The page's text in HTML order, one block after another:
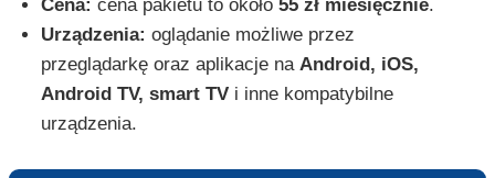
Cena: cena pakietu to około 55 zł miesięcznie.
Urządzenia: oglądanie możliwe przez
przeglądarkę oraz aplikacje na Android, iOS,
Android TV, smart TVi inne kompatybilne
urządzenia.